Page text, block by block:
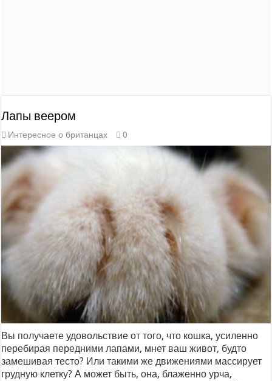
Лапы веером
Интересное о британцах 0
Вы получаете удовольствие от того, что кошка, усиленно
перебирая передними лапами, мнет ваш живот, будто
замешивая тесто? Или такими же движениями массирует
грудную клетку? А может быть, она, блаженно урча,